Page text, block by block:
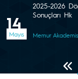
14
Mayıs
2025-2026
Sonuçları Hk
Memur